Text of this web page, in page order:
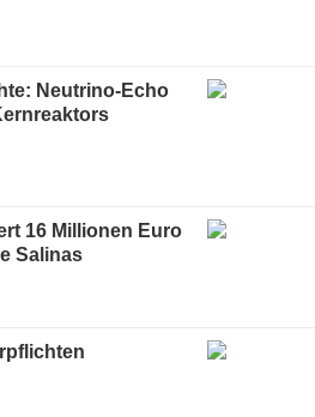
Neutrino-Echo
16 Millionen Euro
Salinas